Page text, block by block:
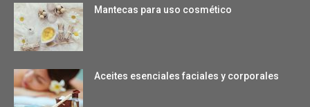
Mantecas para uso cosmético
Aceites esenciales faciales y corporales